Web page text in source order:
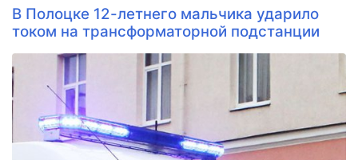
В Полоцке 12-летнего мальчика ударило
током на трансформаторной подстанции